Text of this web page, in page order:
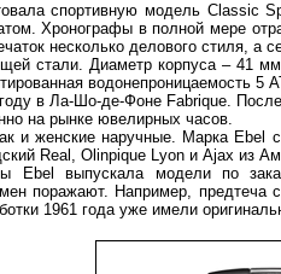
спортивную модель Classic
Хронографы в полной мере
несколько делового стиля, а
стали. Диаметр корпуса –
водонепроницаемость
в Ла-Шо-де-Фоне Fabrique.
на рынке ювелирных часов.
и женские наручные. Марка
Real, Olinpique Lyon и Ajax из
выпускала модели по
поражают. Например,
1961 года уже имели